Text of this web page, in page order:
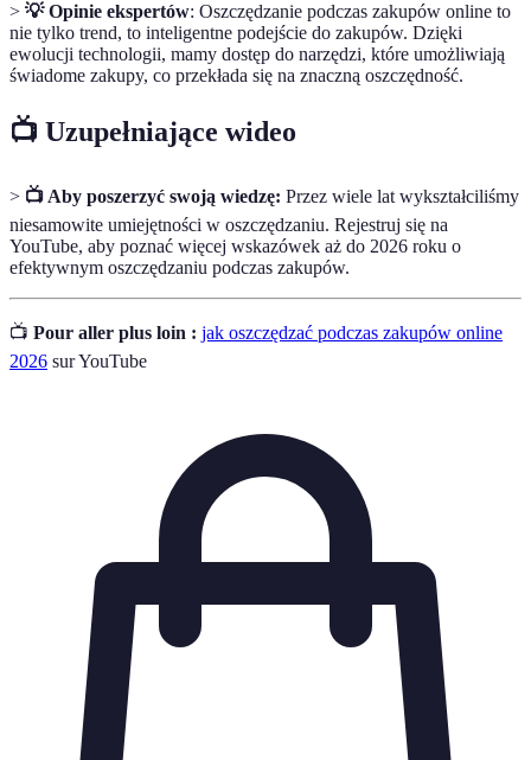
> 💡 Opinie ekspertów: Oszczędzanie podczas zakupów online to
nie tylko trend, to inteligentne podejście do zakupów. Dzięki
ewolucji technologii, mamy dostęp do narzędzi, które umożliwiają
świadome zakupy, co przekłada się na znaczną oszczędność.
📺 Uzupełniające wideo
> 📺 Aby poszerzyć swoją wiedzę: Przez wiele lat wykształciliśmy
niesamowite umiejętności w oszczędzaniu. Rejestruj się na
YouTube, aby poznać więcej wskazówek aż do 2026 roku o
efektywnym oszczędzaniu podczas zakupów.
📺 Pour aller plus loin : jak oszczędzać podczas zakupów online
2026 sur YouTube